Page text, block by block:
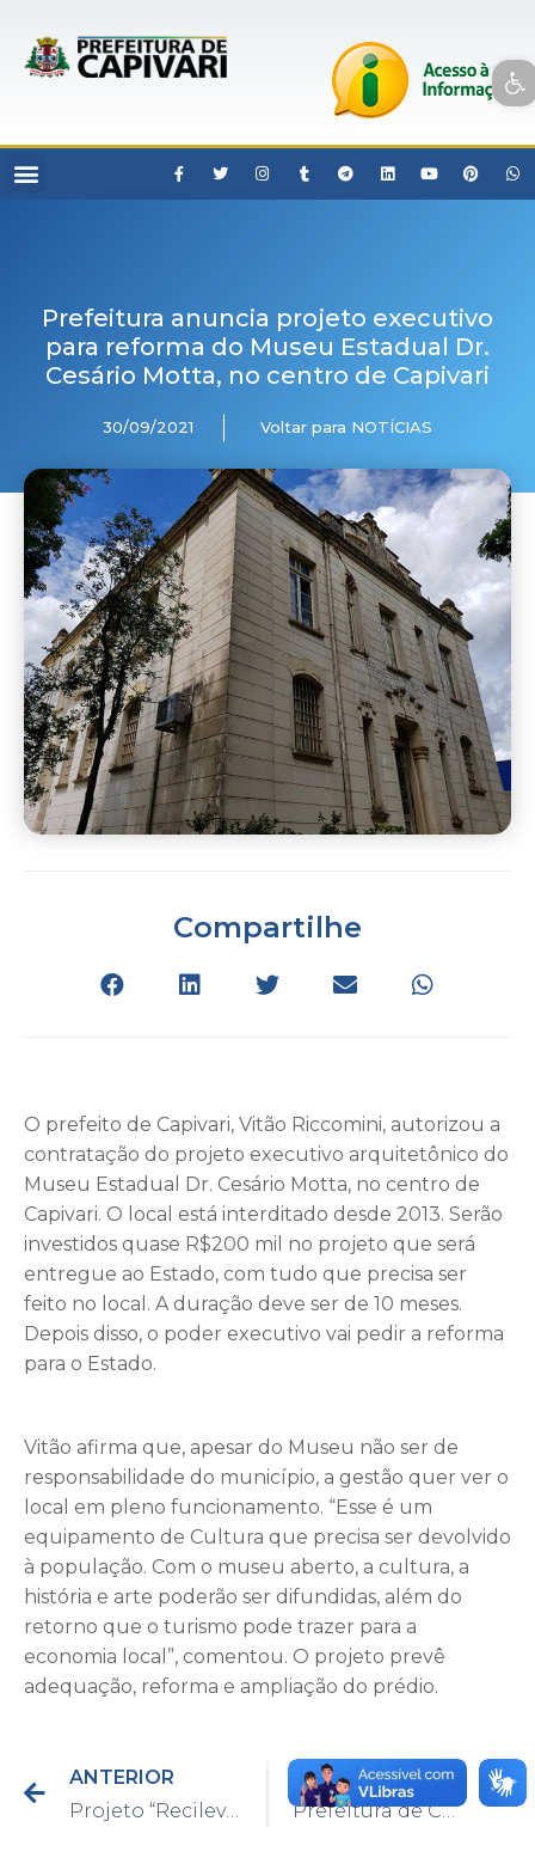
Open toolbar
Prefeitura anuncia projeto executivo
para reforma do Museu Estadual Dr.
Cesário Motta, no centro de Capivari
30/09/2021 Voltar para NOTÍCIAS
Compartilhe
O prefeito de Capivari, Vitão Riccomini, autorizou a
contratação do projeto executivo arquitetônico do
Museu Estadual Dr. Cesário Motta, no centro de
Capivari. O local está interditado desde 2013. Serão
investidos quase R$200 mil no projeto que será
entregue ao Estado, com tudo que precisa ser
feito no local. A duração deve ser de 10 meses.
Depois disso, o poder executivo vai pedir a reforma
para o Estado.
Vitão afirma que, apesar do Museu não ser de
responsabilidade do município, a gestão quer ver o
local em pleno funcionamento. “Esse é um
equipamento de Cultura que precisa ser devolvido
à população. Com o museu aberto, a cultura, a
história e arte poderão ser difundidas, além do
retorno que o turismo pode trazer para a
economia local”, comentou. O projeto prevê
adequação, reforma e ampliação do prédio.
ANTERIOR
Projeto “Recilev” faz a doação de carrinhos para coleta de reciclagem para a Prefeitura de Capivari
PRÓXIMO
Prefeitura de Capivari anuncia pavimentação com lajotas na Rua Romário de Andrade, na Vila Fátima